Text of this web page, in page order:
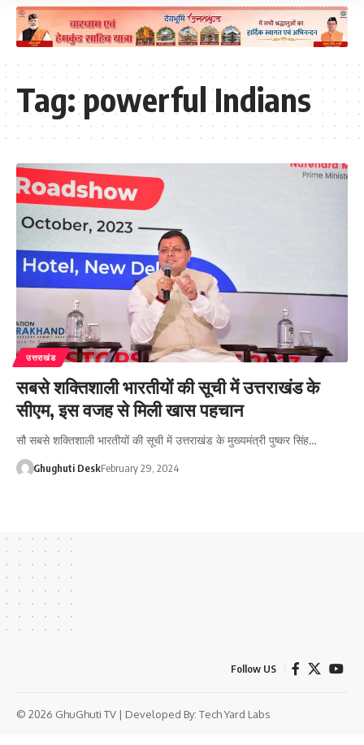
Tag:powerful Indians
उत्तराखंड
सबसे शक्तिशाली भारतीयों की सूची में उत्तराखंड के
सीएम, इस वजह से मिली खास पहचान
सौ सबसे शक्तिशाली भारतीयों की सूची में उत्तराखंड के मुख्यमंत्री पुष्कर सिंह…
Ghughuti DeskFebruary 29, 2024
Follow US
© 2026 GhuGhuti TV | Developed By: Tech Yard Labs